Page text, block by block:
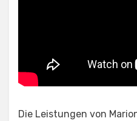
Die Leistungen von